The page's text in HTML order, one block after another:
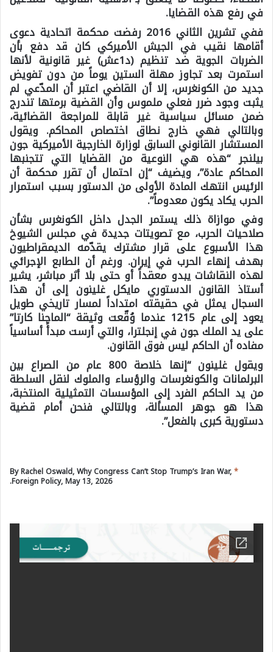
في رفع هذه القضايا.
ففي تشرين الثاني 2016 رفضت محكمة اتحادية دعوى
أقامها نقيب في الجيش الأميركي كان قد دفع بأن
الضربات الجوية ضد تنظيم (د1عش) غير قانونية لأنها
استمرت بعد تجاوز مهلة الستين يوماً من دون تفويض
جديد من الكونغرس، إلا أن القاضي اعتبر أن المدّعي لم
يثبت وجود ضرر فعلي ملموس وأن القضية برمتها تندرج
ضمن مسائل سياسية غير قابلة للمراجعة القضائية،
وبالتالي فهي خارج نطاق اختصاص المحاكم. ويقول
المستشار القانوني السابق لوزارة الخارجية الأميركية جون
بيلنجر “هذه هي النوعية من القضايا التي تتجنبها
المحاكم عادة”، ويضيف “إن احتمال أن تقرر محكمة أن
الرئيس انتهك المادة الأولى من الدستور بسبب استمرار
الحرب يكاد يكون معدوماً”.
وفي موازاة ذلك يستمر الجدل داخل الكونغرس بشأن
صلاحيات الحرب، مع تصويتات جديدة في مجلس الشيوخ
هذا الأسبوع على قرار مشترك يقدّمه الديمقراطيون
بهدف إنهاء الحرب في إيران. ورغم أن الطابع الإجرائي
لهذه النقاشات يبدو معقداً أو حتى بلا أثر مباشر، يشير
أستاذ القانون الدستوري مايكل غلينون إلى أن هذا
السجال يمثل في حقيقته امتداداً لمسار تاريخي طويل
يعود إلى عام 1215 عندما وُقّعت وثيقة “الماجنا كارتا”
على يد الملك جون في إنجلترا، والتي أرست مبدأً أساسياً
مفاده أن الحاكم ليس فوق القانون.
ويقول غلينون “إنها خلاصة 800 عام من الصراع بين
البرلمانات والكونغرسات والرؤساء والملوك لنقل السلطة
من يد الحاكم الفرد إلى المؤسسات التمثيلية المنتخبة،
هذا هو جوهر المسألة، وبالتالي فنحن أمام قضية
دستورية كبرى بالفعل”.
*
By Rachel Oswald, Why Congress Can’t Stop Trump’s Iran War,
Foreign Policy, May 13, 2026.